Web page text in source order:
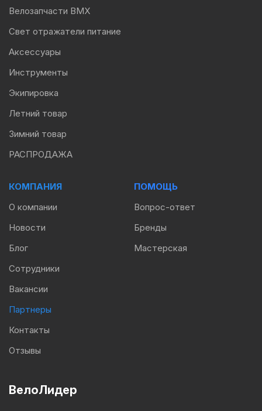
ВелоЛидер
Велозапчасти BMX
Свет отражатели питание
Аксессуары
Инструменты
Экипировка
Летний товар
Зимний товар
РАСПРОДАЖА
КОМПАНИЯ
О компании
Новости
Блог
Сотрудники
Вакансии
Партнеры
Контакты
Отзывы
ПОМОЩЬ
Вопрос-ответ
Бренды
Мастерская